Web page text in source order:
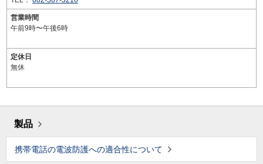
営業時間
午前9時〜午後6時
定休日
無休
製品
携帯電話の電波防護への適合性について